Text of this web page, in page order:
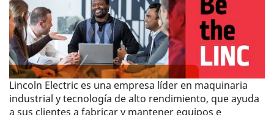
Lincoln Electric es una empresa líder en maquinaria
industrial y tecnología de alto rendimiento, que ayuda
a sus clientes a fabricar y mantener equipos e